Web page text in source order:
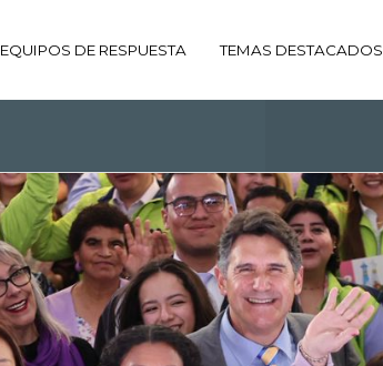
EQUIPOS DE RESPUESTA TEMAS DESTACADOS